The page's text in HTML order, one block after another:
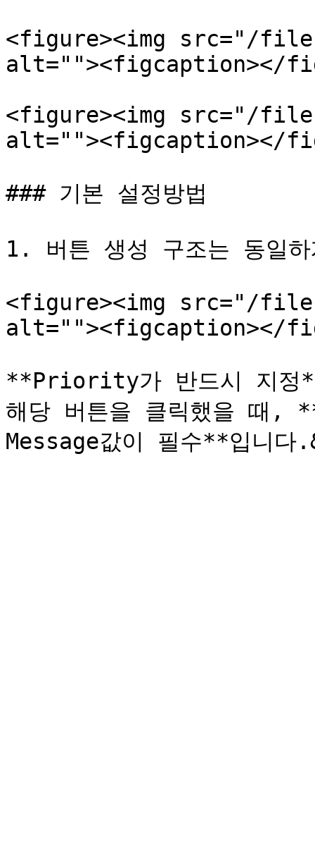
<figure><img src="/files/
alt=""><figcaption></
<figure><img src="/files/
alt=""><figcaption></
### 기본 설정방법
1. 버튼 생성 구조는 동일
<figure><img src="/
alt=""><figcaption></
**Priority가 반드시 지정
해당 버튼을 클릭했을 때,